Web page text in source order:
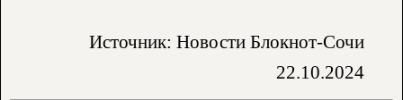
Источник: Новости Блокнот-Сочи
22.10.2024